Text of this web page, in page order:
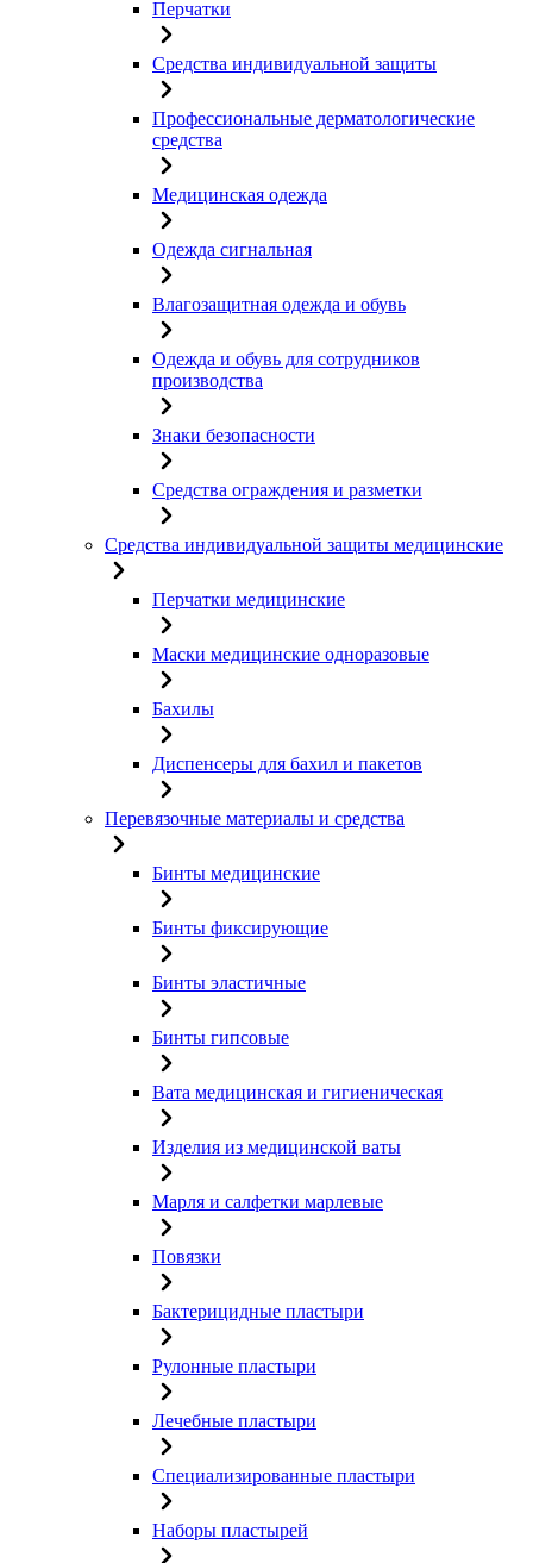
Перчатки
Средства индивидуальной защиты
Профессиональные дерматологические
средства
Медицинская одежда
Одежда сигнальная
Влагозащитная одежда и обувь
Одежда и обувь для сотрудников
производства
Знаки безопасности
Средства ограждения и разметки
Средства индивидуальной защиты медицинские
Перчатки медицинские
Маски медицинские одноразовые
Бахилы
Диспенсеры для бахил и пакетов
Перевязочные материалы и средства
Бинты медицинские
Бинты фиксирующие
Бинты эластичные
Бинты гипсовые
Вата медицинская и гигиеническая
Изделия из медицинской ваты
Марля и салфетки марлевые
Повязки
Бактерицидные пластыри
Рулонные пластыри
Лечебные пластыри
Специализированные пластыри
Наборы пластырей